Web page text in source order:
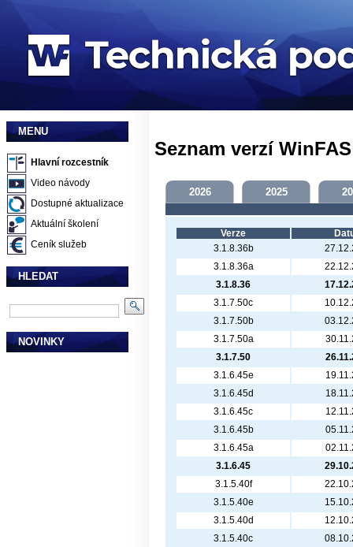
MENU
Hlavní rozcestník
Video návody
Dostupné aktualizace
Aktuální školení
Ceník služeb
HLEDAT
NOVINKY
Seznam verzí WinFAS
2026 2025
Verze
3.1.8.36b
3.1.8.36a
3.1.8.36
3.1.7.50c
3.1.7.50b
3.1.7.50a
3.1.7.50
3.1.6.45e
3.1.6.45d
3.1.6.45c
3.1.6.45b
3.1.6.45a
3.1.6.45
3.1.5.40f
3.1.5.40e
3.1.5.40d
3.1.5.40c